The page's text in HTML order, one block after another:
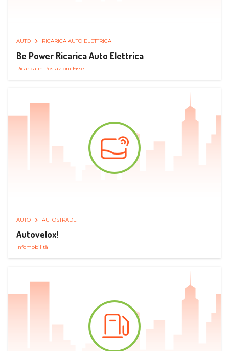
AUTO RICARICA AUTO ELETTRICA
Be Power Ricarica Auto Elettrica
Ricarica in Postazioni Fisse
AUTO AUTOSTRADE
Autovelox!
Infomobilità